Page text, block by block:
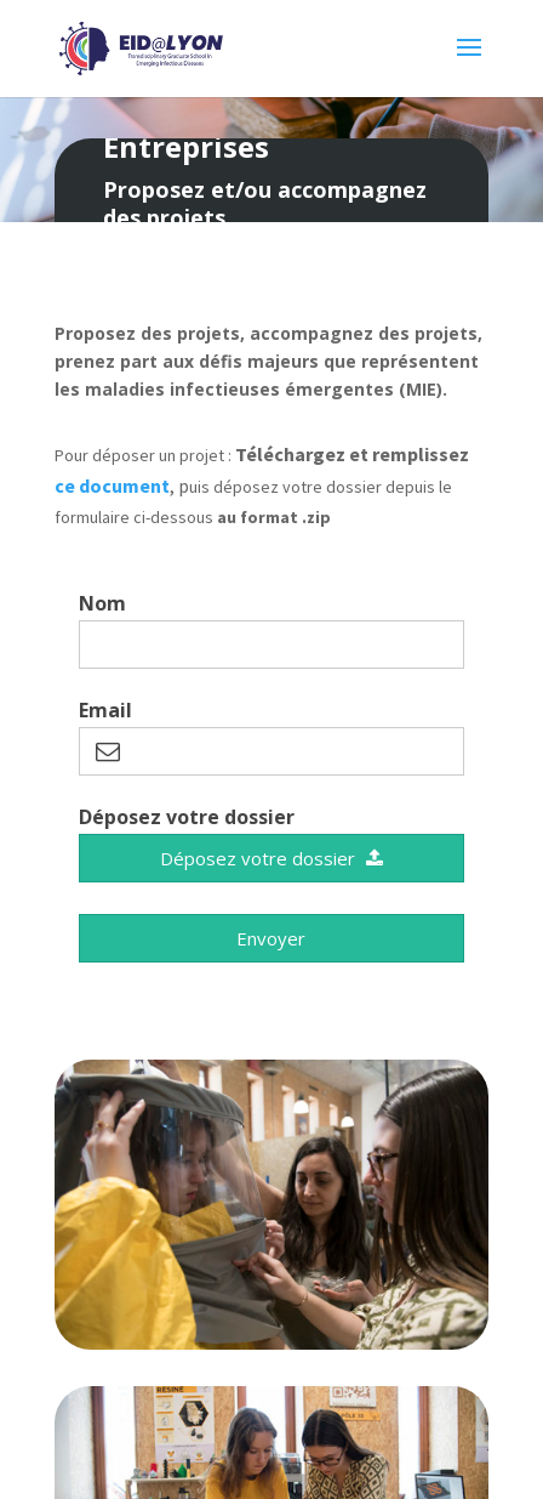
Entreprises
Proposez et/ou accompagnez
des projets
Proposez des projets, accompagnez des projets,
prenez part aux défis majeurs que représentent
les maladies infectieuses émergentes (MIE).
Pour déposer un projet : Téléchargez et remplissez
ce document, puis déposez votre dossier depuis le
formulaire ci-dessous au format .zip
Nom
Email
Déposez votre dossier
Déposez votre dossier
Envoyer